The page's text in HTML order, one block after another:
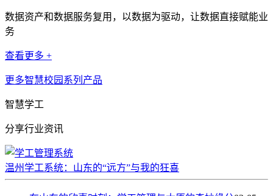
数据资产和数据服务复用，以数据为驱动，让数据直接赋能业
务
查看更多 +
更多智慧校园系列产品
智慧学工
分享行业资讯
温州学工系统：山东的“远方”与我的狂喜